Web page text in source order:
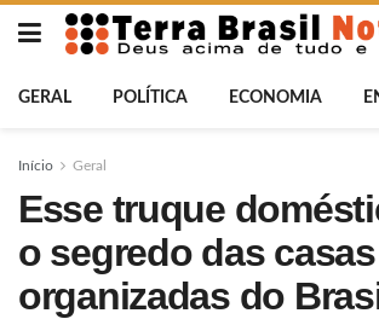
GERAL POLÍTICA ECONOMIA
Início Geral
Esse truque
o segredo das
organizadas do